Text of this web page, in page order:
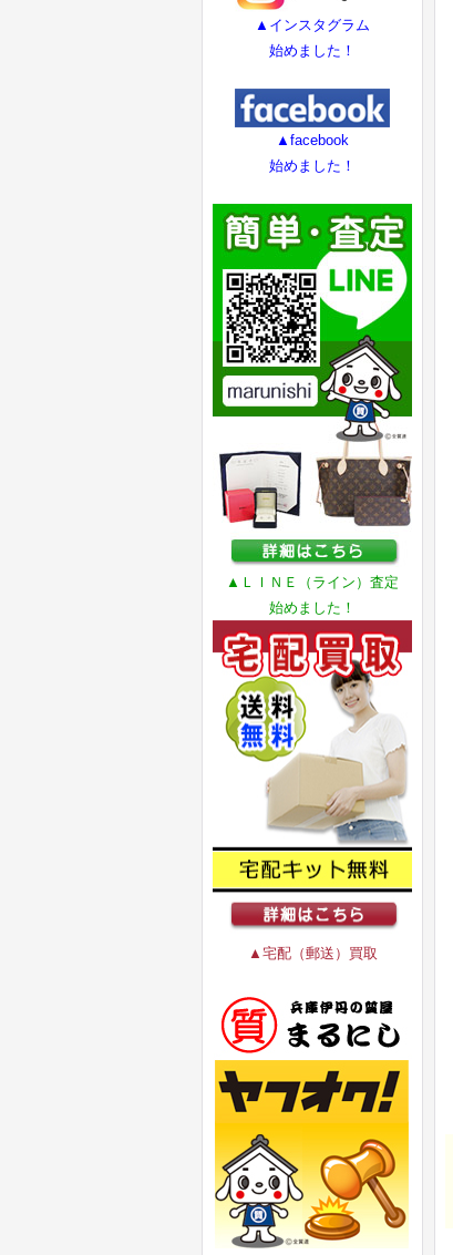
▲インスタグラム
始めました！
▲facebook
始めました！
▲ＬＩＮＥ（ライン）査定
始めました！
▲宅配（郵送）買取